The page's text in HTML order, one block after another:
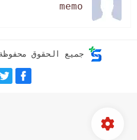
memo
جميع الحقوق